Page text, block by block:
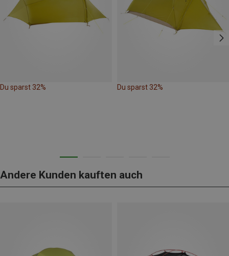
Du sparst 32% Du sparst 32%
Andere Kunden kauften auch